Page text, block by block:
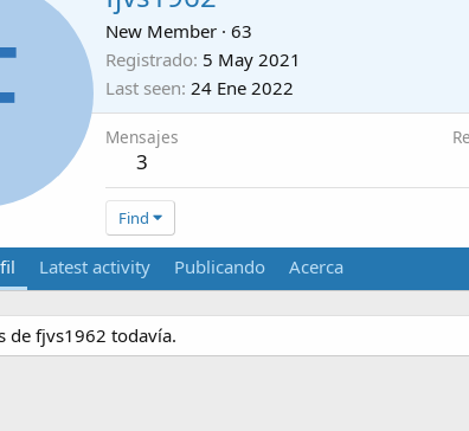
New Member · 63
Registrado 5 May 2021
Last seen 24 Ene 2022
Mensajes
3
Find
Latest activity Publicando Acerca
de fjvs1962 todavía.